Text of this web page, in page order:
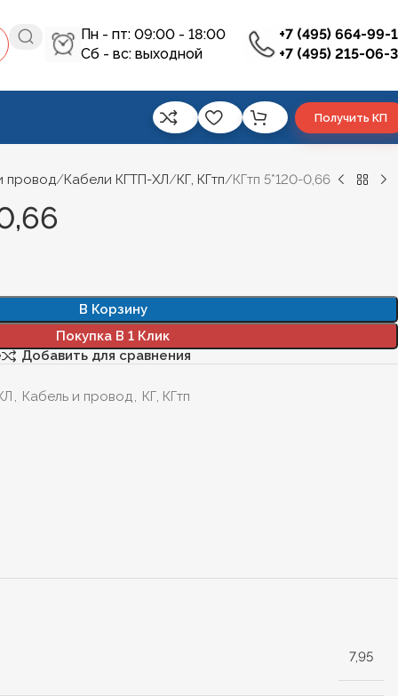
Пн - пт: 09:00 - 18:00
Сб - вс: выходной
+7 (495) 664-99-
+7 (495) 215-06-
Получить КП
провод Кабели КГТП-ХЛ КГ, КГтп КГтп 5*120-0,66
В Корзину
Покупка В 1 Клик
Добавить для сравнения
, Кабель и провод, КГ, КГтп
7,95